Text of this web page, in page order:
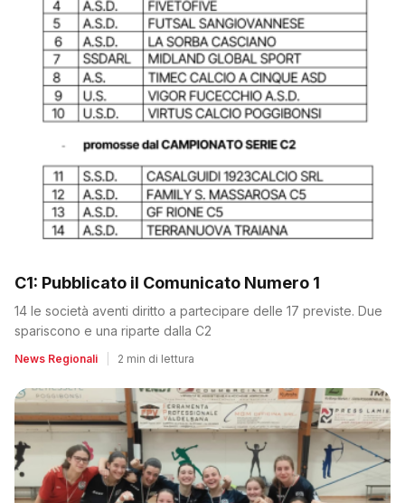
C1: Pubblicato il Comunicato Numero 1
14 le società aventi diritto a partecipare delle 17 previste. Due
spariscono e una riparte dalla C2
News Regionali 2 min di lettura